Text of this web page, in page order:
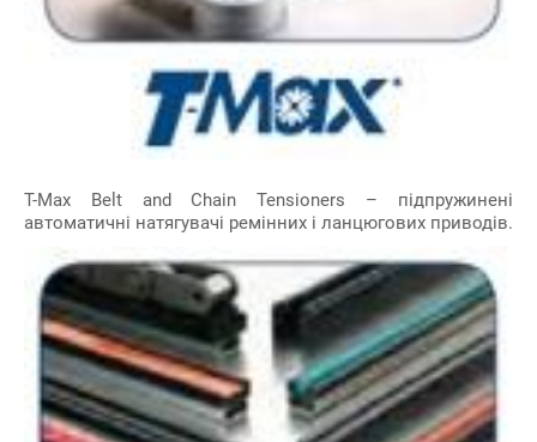
T-Max Belt and Chain Tensioners – підпружинені
автоматичні натягувачі ремінних і ланцюгових приводів.